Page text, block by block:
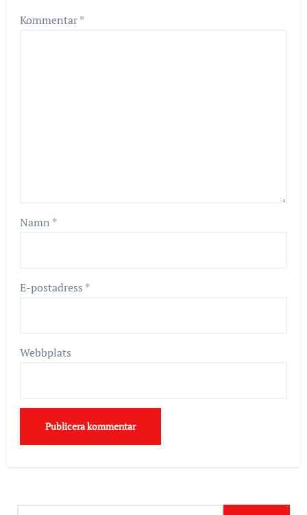
Kommentar*
Namn *
E-postadress *
Webbplats